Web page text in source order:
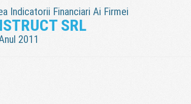
Indicatorii Financiari Ai Firmei
SRL
2011